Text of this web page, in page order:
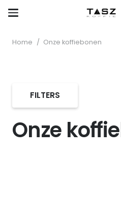
Home / Onze koffiebonen
Onze
FILTERS